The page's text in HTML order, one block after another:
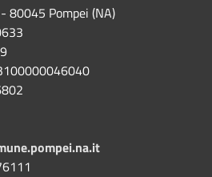
80045 Pompei (NA)